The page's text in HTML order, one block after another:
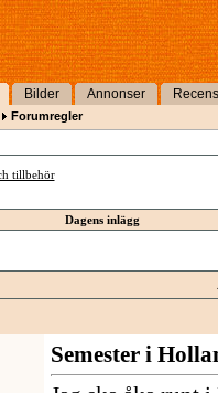
Bilder Annonser
Forumregler
tillbehör
Dagens inlägg
Semester i